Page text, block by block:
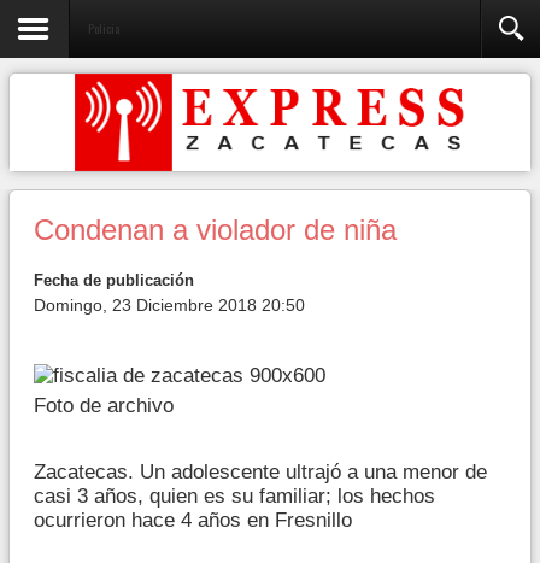
Policia
Condenan a violador de niña
Fecha de publicación
Domingo, 23 Diciembre 2018 20:50
Foto de archivo
Zacatecas. Un adolescente ultrajó a una menor de
casi 3 años, quien es su familiar; los hechos
ocurrieron hace 4 años en Fresnillo